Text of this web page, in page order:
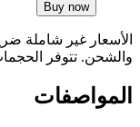
Buy now
الأسعار غير شاملة
والشحن. تتوفر
المواصفات